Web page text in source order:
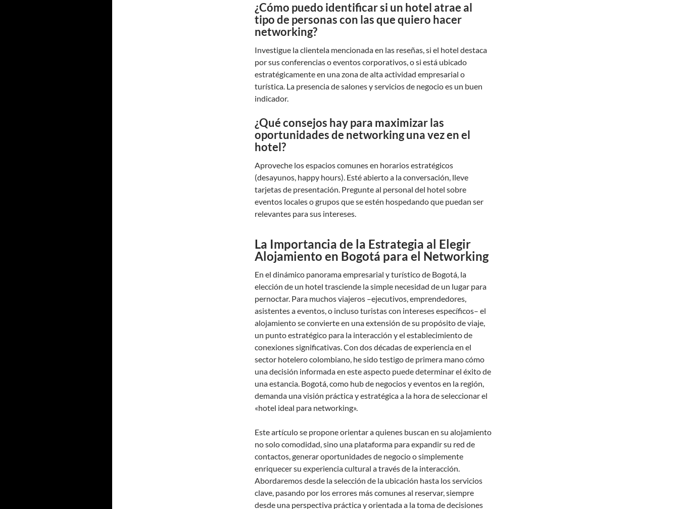
¿Cómo puedo identificar si un hotel atrae al
tipo de personas con las que quiero hacer
networking?
Investigue la clientela mencionada en las reseñas, si el hotel destaca
por sus conferencias o eventos corporativos, o si está ubicado
estratégicamente en una zona de alta actividad empresarial o
turística. La presencia de salones y servicios de negocio es un buen
indicador.
¿Qué consejos hay para maximizar las
oportunidades de networking una vez en el
hotel?
Aproveche los espacios comunes en horarios estratégicos
(desayunos, happy hours). Esté abierto a la conversación, lleve
tarjetas de presentación. Pregunte al personal del hotel sobre
eventos locales o grupos que se estén hospedando que puedan ser
relevantes para sus intereses.
La Importancia de la Estrategia al Elegir
Alojamiento en Bogotá para el Networking
En el dinámico panorama empresarial y turístico de Bogotá, la
elección de un hotel trasciende la simple necesidad de un lugar para
pernoctar. Para muchos viajeros –ejecutivos, emprendedores,
asistentes a eventos, o incluso turistas con intereses específicos– el
alojamiento se convierte en una extensión de su propósito de viaje,
un punto estratégico para la interacción y el establecimiento de
conexiones significativas. Con dos décadas de experiencia en el
sector hotelero colombiano, he sido testigo de primera mano cómo
una decisión informada en este aspecto puede determinar el éxito de
una estancia. Bogotá, como hub de negocios y eventos en la región,
demanda una visión práctica y estratégica a la hora de seleccionar el
«hotel ideal para networking».
Este artículo se propone orientar a quienes buscan en su alojamiento
no solo comodidad, sino una plataforma para expandir su red de
contactos, generar oportunidades de negocio o simplemente
enriquecer su experiencia cultural a través de la interacción.
Abordaremos desde la selección de la ubicación hasta los servicios
clave, pasando por los errores más comunes al reservar, siempre
desde una perspectiva práctica y orientada a la toma de decisiones